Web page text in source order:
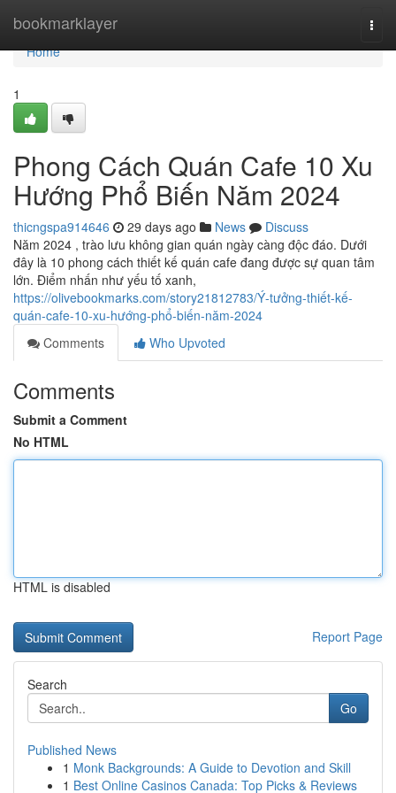
bookmarklayer
Home
Home
1
Phong Cách Quán Cafe 10 Xu
Hướng Phổ Biến Năm 2024
thicngspa914646 29 days ago News
Discuss
Năm 2024 , trào lưu không gian quán ngày càng độc đáo. Dưới
đây là 10 phong cách thiết kế quán cafe đang được sự quan tâm
lớn. Điểm nhấn như yếu tố xanh,
https://olivebookmarks.com/story21812783/Ý-tưởng-thiết-kế-
quán-cafe-10-xu-hướng-phổ-biến-năm-2024
Comments
Who Upvoted
Comments
Submit a Comment
No HTML
HTML is disabled
Report Page
Search
Go
Published News
1 Monk Backgrounds: A Guide to Devotion and Skill
1 Best Online Casinos Canada: Top Picks & Reviews